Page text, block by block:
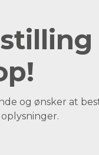
og ønsker at